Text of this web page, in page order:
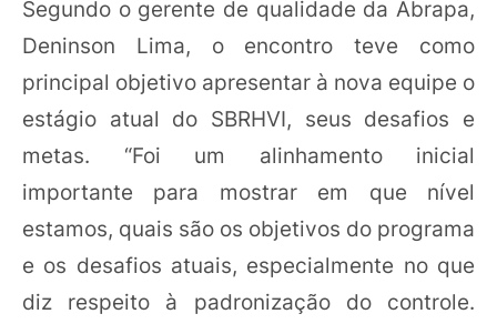
Segundo o gerente de qualidade da Abrapa,
Deninson Lima, o encontro teve como
principal objetivo apresentar à nova equipe o
estágio atual do SBRHVI, seus desafios e
metas. “Foi um alinhamento inicial
importante para mostrar em que nível
estamos, quais são os objetivos do programa
e os desafios atuais, especialmente no que
diz respeito à padronização do controle.